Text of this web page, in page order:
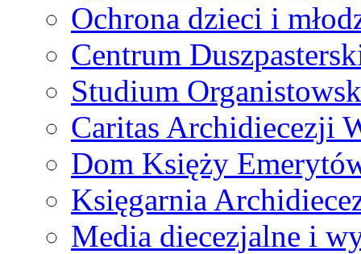
Ochrona dzieci i
Centrum
Studium
Caritas Archidiecezji
Dom Księży
Księgarnia
Media diecezjalne i